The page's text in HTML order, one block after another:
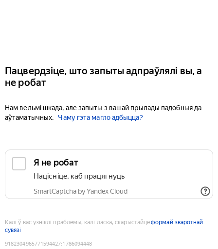
Пацвердзіце, што запыты адпраўлялі вы, а
не робат
Нам вельмі шкада, але запыты з вашай прылады падобныя да
аўтаматычных.
Чаму гэта магло адбыцца?
Я не робат
Націсніце, каб працягнуць
SmartCaptcha by Yandex Cloud
Калі ў вас узніклі праблемы, калі ласка, скарыстайцеформай зваротнай
сувязі
9182304965771594427:1786094448